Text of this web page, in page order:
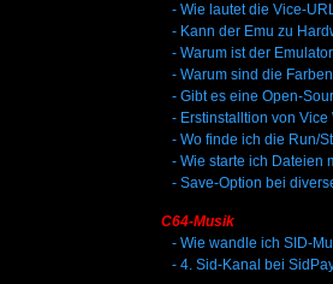
- Wie lautet die Vice-
- Kann der Emu zu
- Warum ist der
- Warum sind die
- Gibt es eine Open-
- Erstinstalltion von
- Wo finde ich die Run/
- Wie starte ich Dateien
- Save-Option bei
C64-Musik
- Wie wandle ich SID-
- 4. Sid-Kanal bei